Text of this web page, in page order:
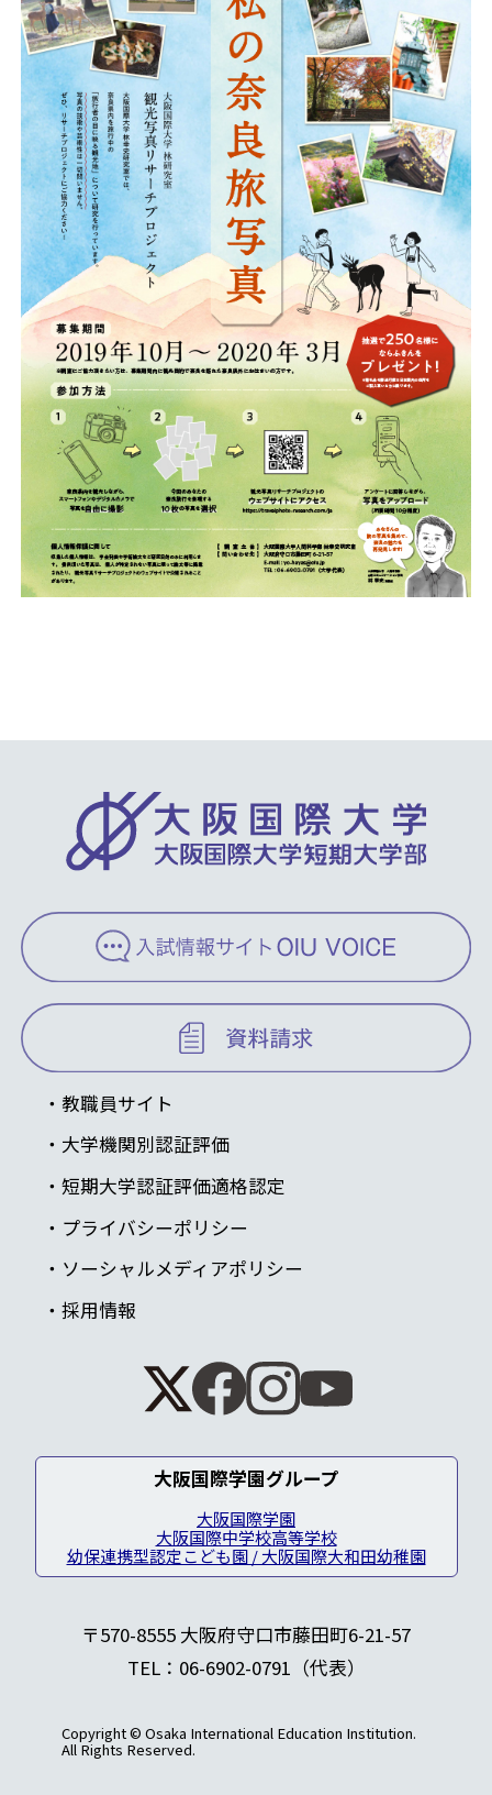
教職員サイト
大学機関別認証評価
短期大学認証評価適格認定
プライバシーポリシー
ソーシャルメディアポリシー
採用情報
大阪国際学園グループ
大阪国際学園
大阪国際中学校高等学校
幼保連携型認定こども園 / 大阪国際大和田幼稚園
〒570-8555 大阪府守口市藤田町6-21-57
TEL：06-6902-0791（代表）
Copyright © Osaka International Education Institution.
All Rights Reserved.